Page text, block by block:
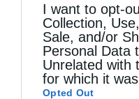
I want to opt-
Collection,
Sale, and/or
Personal Data
Unrelated with
for which it
Opted Out
Η “Κιβωτός της
Δημητριάδος